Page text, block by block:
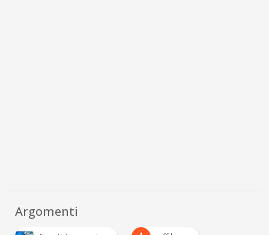
Argomenti